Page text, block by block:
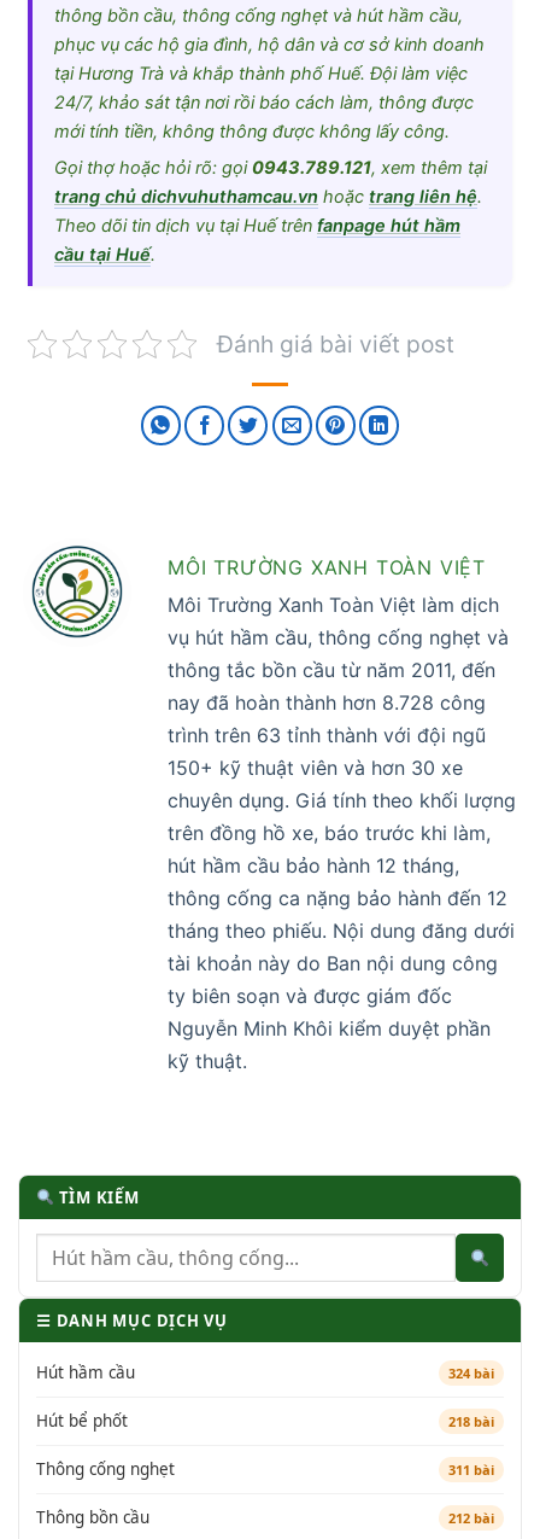
thông bồn cầu, thông cống nghẹt và hút hầm cầu,
phục vụ các hộ gia đình, hộ dân và cơ sở kinh doanh
tại Hương Trà và khắp thành phố Huế. Đội làm việc
24/7, khảo sát tận nơi rồi báo cách làm, thông được
mới tính tiền, không thông được không lấy công.
Gọi thợ hoặc hỏi rõ: gọi0943.789.121, xem thêm tại
trang chủ dichvuhuthamcau.vn hoặc trang liên hệ.
Theo dõi tin dịch vụ tại Huế trên fanpage hút hầm
cầu tại Huế.
Đánh giá bài viết post
MÔI TRƯỜNG XANH TOÀN VIỆT
Môi Trường Xanh Toàn Việt làm dịch
vụ hút hầm cầu, thông cống nghẹt và
thông tắc bồn cầu từ năm 2011, đến
nay đã hoàn thành hơn 8.728 công
trình trên 63 tỉnh thành với đội ngũ
150+ kỹ thuật viên và hơn 30 xe
chuyên dụng. Giá tính theo khối lượng
trên đồng hồ xe, báo trước khi làm,
hút hầm cầu bảo hành 12 tháng,
thông cống ca nặng bảo hành đến 12
tháng theo phiếu. Nội dung đăng dưới
tài khoản này do Ban nội dung công
ty biên soạn và được giám đốc
Nguyễn Minh Khôi kiểm duyệt phần
kỹ thuật.
TÌM KIẾM
☰ DANH MỤC DỊCH VỤ
Hút hầm cầu 324 bài
Hút bể phốt 218 bài
Thông cống nghẹt 311 bài
Thông bồn cầu 212 bài